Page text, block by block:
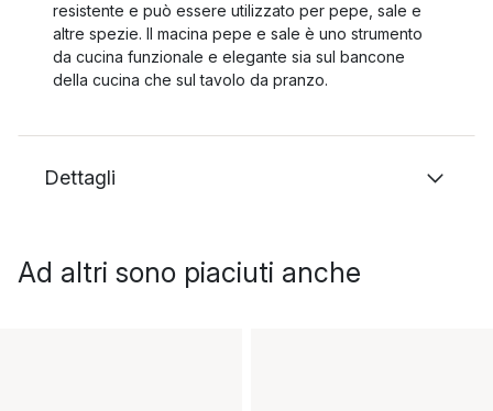
resistente e può essere utilizzato per pepe, sale e
altre spezie. Il macina pepe e sale è uno strumento
da cucina funzionale e elegante sia sul bancone
della cucina che sul tavolo da pranzo.
Dettagli
Ad altri sono piaciuti anche